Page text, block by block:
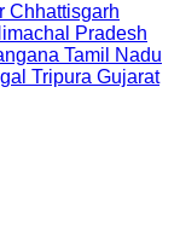
Chhattisgarh
Pradesh
Tamil Nadu
Tripura Gujarat